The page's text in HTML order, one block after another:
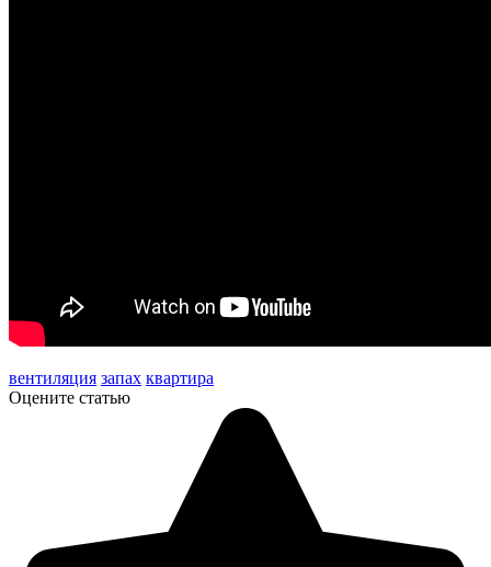
вентиляция запах квартира
Оцените статью